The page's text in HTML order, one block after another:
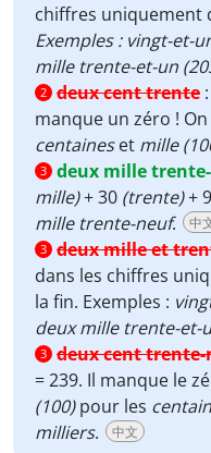
chiffres uniquement
Exemples : vingt-et-
mille trente-et-un
2 deux cent trente :
manque un zéro !
centaineset mille
3 deux mille
mille)+ 30 (trente)+ 9
mille trente-neuf. 中
3 deux mille et
dans les chiffres
la fin. Exemples :
deux mille trente-et-
3 deux cent
= 239. Il manque le
(100)pour les
milliers. 中文